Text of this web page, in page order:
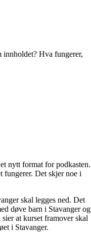
Hva fungerer,
nytt format for podkasten.
fungerer. Det skjer noe i
skal legges ned. Det
døve barn i Stavanger og
at kurset framover skal
i Stavanger.